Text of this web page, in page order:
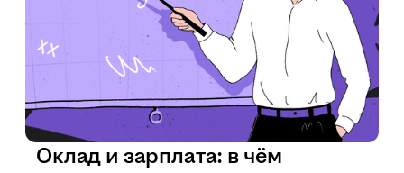
Оклад и зарплата: в чём